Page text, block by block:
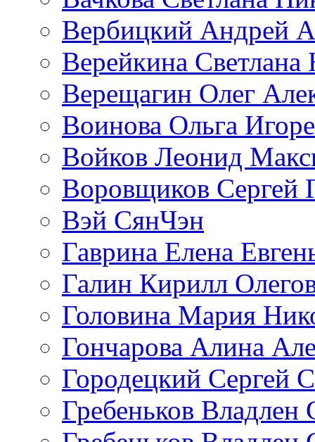
Вербицкий Андрей
Верейкина Светлана
Верещагин Олег
Воинова Ольга
Войков Леонид
Воровщиков Сергей
Вэй СянЧэн
Гаврина Елена
Галин Кирилл
Головина Мария
Гончарова Алина
Городецкий Сергей
Гребеньков Владлен